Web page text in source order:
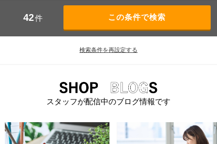
42件
検索条件を再設定する
スタッフが配信中のブログ情報です